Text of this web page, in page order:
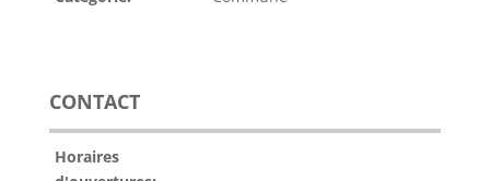
CONTACT
Horaires